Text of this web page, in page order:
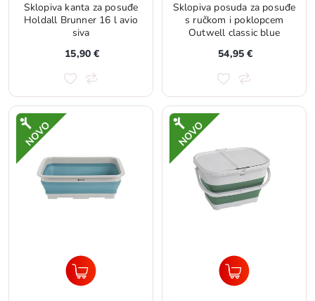
Sklopiva kanta za posuđe
Holdall Brunner 16 l avio
siva
15,90 €
Sklopiva posuda za posuđe
s ručkom i poklopcem
Outwell classic blue
54,95 €